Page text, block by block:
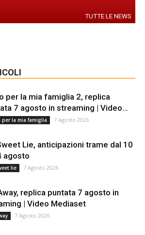
TUTTE LE NEWS
per la mia famiglia 2, replica
7 agosto in streaming | Video...
la mia famiglia 7 Agosto 2026
Lie, anticipazioni trame dal 10
agosto
lie 7 Agosto 2026
replica puntata 7 agosto in
| Video Mediaset
7 Agosto 2026